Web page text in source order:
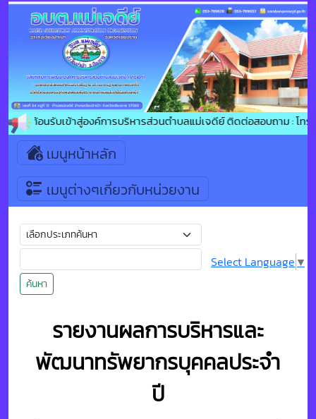
ยินดีต้อนรับเข้าสู่องค์การบริหารส่วนตำบลแม่เจดีย์ ติดต่อสอบถาม : โทร
เมนูหน้าหลัก
เมนูต่างๆเกี่ยวกับหน่วยงาน
ค้นหา
Select Language ▼
รายงานผลการบริหารและ
พัฒนาทรัพยากรบุคคลประจำ
ปี